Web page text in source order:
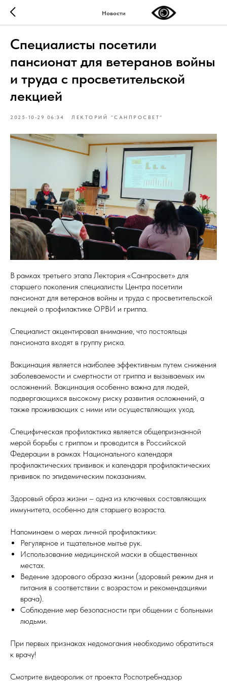
Новости
Специалисты посетили
пансионат для ветеранов войны
и труда с просветительской
лекцией
2025-10-29 06:34 ЛЕКТОРИЙ "САНПРОСВЕТ"
В рамках третьего этапа Лектория «Санпросвет» для
старшего поколения специалисты Центра посетили
пансионат для ветеранов войны и труда с просветительской
лекцией о профилактике ОРВИ и гриппа.
Специалист акцентировал внимание, что постояльцы
пансионата входят в группу риска.
Вакцинация является наиболее эффективным путем снижения
заболеваемости и смертности от гриппа и вызываемых им
осложнений. Вакцинация особенно важна для людей,
подвергающихся высокому риску развития осложнений, а
также проживающих с ними или осуществляющих уход.
Специфическая профилактика является общепризнанной
мерой борьбы с гриппом и проводится в Российской
Федерации в рамках Национального календаря
профилактических прививок и календаря профилактических
прививок по эпидемическим показаниям.
Здоровый образ жизни – одна из ключевых составляющих
иммунитета, особенно для старшего возраста.
Напоминаем о мерах личной профилактики:
Регулярное и тщательное мытье рук.
Использование медицинской маски в общественных
местах.
Ведение здорового образа жизни (здоровый режим дня и
питания в соответствии с возрастом и рекомендациями
врача).
Соблюдение мер безопасности при общении с больными
людьми.
При первых признаках недомогания необходимо обратиться
к врачу!
Смотрите видеоролик от проекта Роспотребнадзор